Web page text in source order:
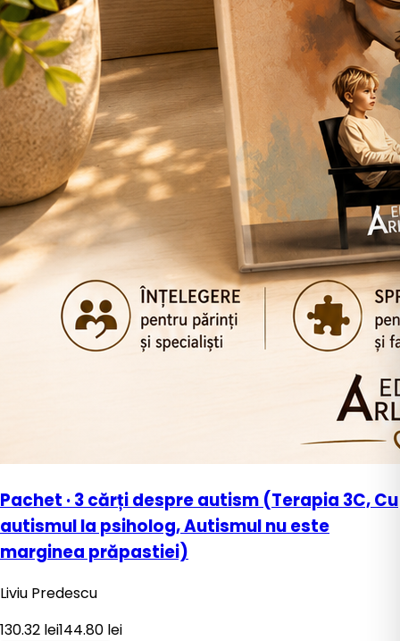
Pachet · 3 cărți despre autism (Terapia 3C, Cu
autismul la psiholog, Autismul nu este
marginea prăpastiei)
Liviu Predescu
130.32 lei144.80 lei